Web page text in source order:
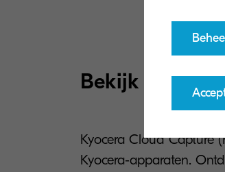
Bekijk de
Kyocera Cloud Capture
Kyocera-apparaten.